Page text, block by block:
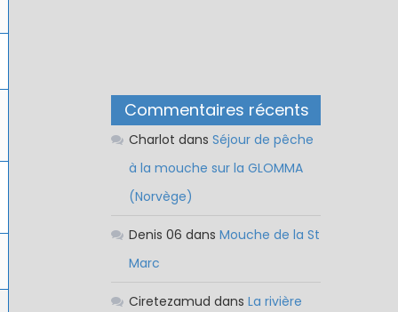
Commentaires récents
Charlot dansSéjour de pêche
à la mouche sur la GLOMMA
(Norvège)
Denis 06 dansMouche de la St
Marc
Ciretezamud dansLa rivière